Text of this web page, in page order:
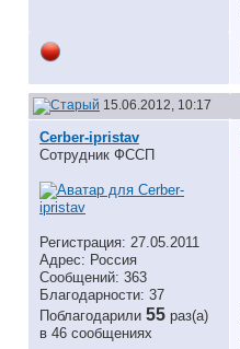
15.06.2012, 10:17
Cerber-ipristav
Сотрудник ФССП
Регистрация: 27.05.2011
Адрес: Россия
Сообщений: 363
Благодарности: 37
Поблагодарили 55 раз(а)
в 46 сообщениях